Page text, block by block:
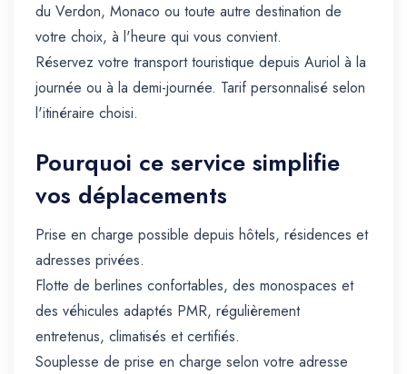
du Verdon, Monaco ou toute autre destination de
votre choix, à l'heure qui vous convient.
Réservez votre transport touristique depuis Auriol à la
journée ou à la demi-journée. Tarif personnalisé selon
l'itinéraire choisi.
Pourquoi ce service simplifie
vos déplacements
Prise en charge possible depuis hôtels, résidences et
adresses privées.
Flotte de berlines confortables, des monospaces et
des véhicules adaptés PMR, régulièrement
entretenus, climatisés et certifiés.
Souplesse de prise en charge selon votre adresse